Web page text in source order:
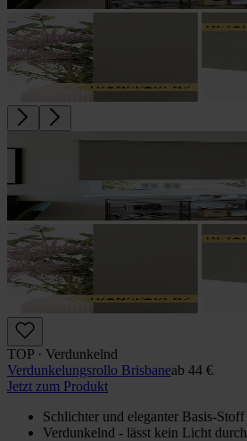
TOP · Verdunkelnd
Verdunkelungs­rollo Brisbaneab 44 €
Jetzt zum Produkt
Schlichter und eleganter Basis-Stoff
Verdunkelnd - lässt kein Licht durch